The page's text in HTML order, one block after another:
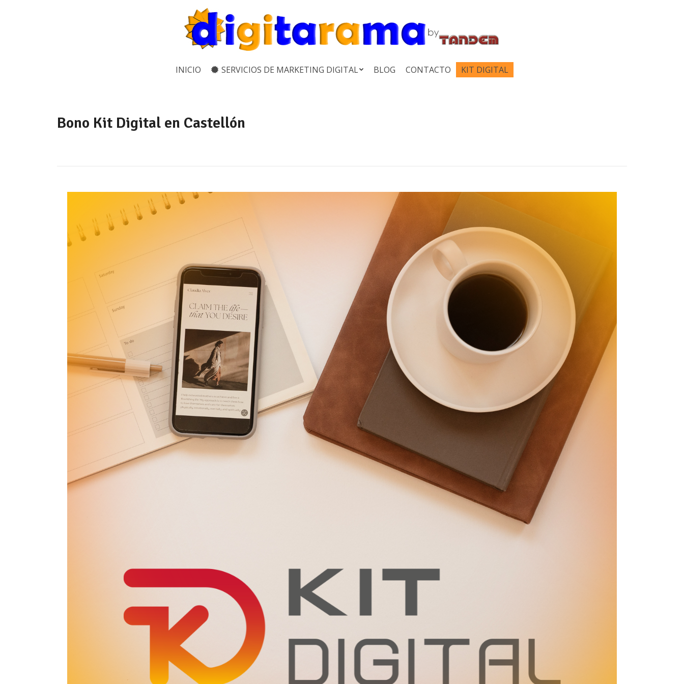
INICIO SERVICIOS DE MARKETING DIGITAL BLOG CONTACTO KIT DIGITAL
Bono Kit Digital en Castellón